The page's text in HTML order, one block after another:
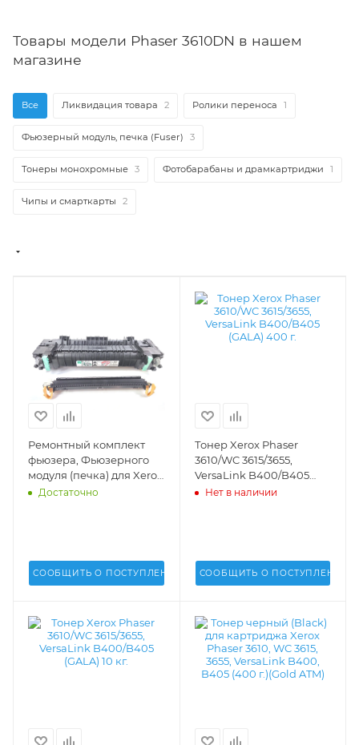
Товары модели Phaser 3610DN в нашем
магазине
Все Ликвидация товара 2 Ролики переноса 1
Фьюзерный модуль, печка (Fuser) 3
Тонеры монохромные 3 Фотобарабаны и драмкартриджи 1
Чипы и смарткарты 2
Ремонтный комплект
фьюзера, Фьюзерного
модуля (печка) для Xerox
Phaser 3610, WorkCente
Достаточно
СООБЩИТЬ О ПОСТУПЛЕНИИ
Тонер Xerox Phaser
3610/WC 3615/3655,
VersaLink B400/B405
(GALA) 400 г. -
Нет в наличии
СООБЩИТЬ О ПОСТУПЛЕНИИ